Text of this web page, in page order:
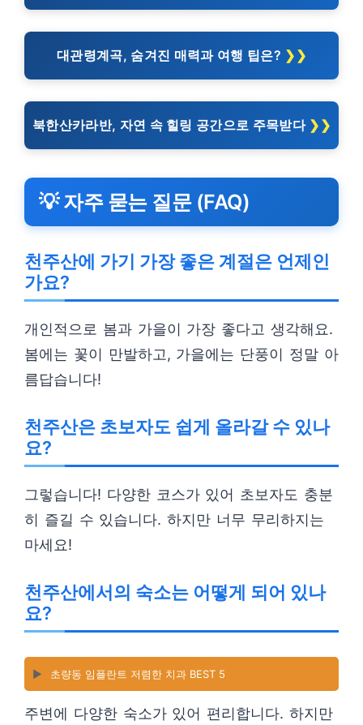
대관령계곡, 숨겨진 매력과 여행 팁은?
북한산카라반, 자연 속 힐링 공간으로 주목받다
💡 자주 묻는 질문 (FAQ)
천주산에 가기 가장 좋은 계절은 언제인
가요?
개인적으로 봄과 가을이 가장 좋다고 생각해요.
봄에는 꽃이 만발하고, 가을에는 단풍이 정말 아
름답습니다!
천주산은 초보자도 쉽게 올라갈 수 있나
요?
그렇습니다! 다양한 코스가 있어 초보자도 충분
히 즐길 수 있습니다. 하지만 너무 무리하지는
마세요!
천주산에서의 숙소는 어떻게 되어 있나
요?
▶️ 초량동 임플란트 저렴한 치과 BEST 5
주변에 다양한 숙소가 있어 편리합니다. 하지만